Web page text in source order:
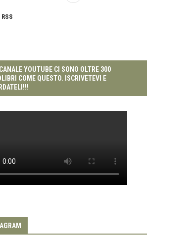
RSS
YOUTUBE CI SONO OLTRE 300
COME QUESTO. ISCRIVETEVI E